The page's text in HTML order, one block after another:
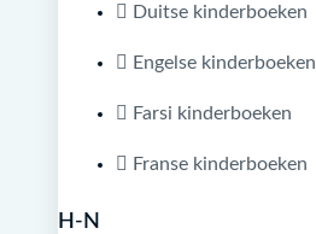
Duitse kinderboeken
Engelse kinderboeken
Farsi kinderboeken
Franse kinderboeken
H-N